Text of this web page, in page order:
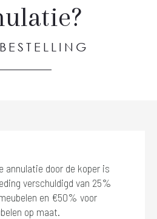
annulatie door de koper is
verschuldigd van 25%
en €50% voor
op maat.